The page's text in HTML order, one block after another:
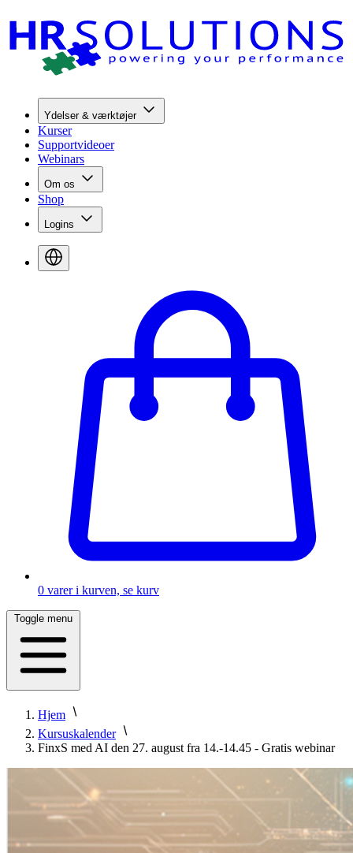
Ydelser & værktøjer
Kurser
Supportvideoer
Webinars
Om os
Shop
Logins
0 varer i kurven, se kurv
Toggle menu
Hjem
Kursuskalender
FinxS med AI den 27. august fra 14.-14.45 - Gratis webinar